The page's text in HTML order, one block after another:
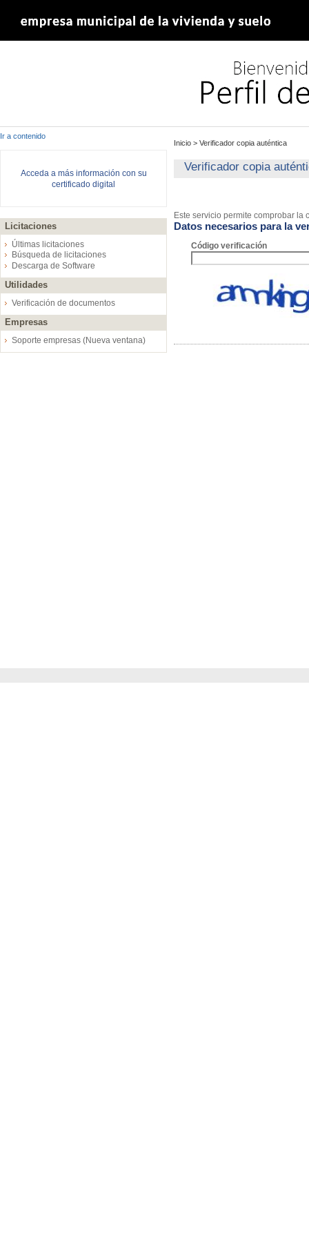
Ir a contenido
Acceda a más información con su
certificado digital
Licitaciones
Últimas licitaciones
Búsqueda de licitaciones
Descarga de Software
Utilidades
Verificación de documentos
Empresas
Soporte empresas (Nueva ventana)
Inicio > Verificador copia auténtica
Verificador copia
Este servicio permite comprobar
Datos necesarios para la
Código verificación